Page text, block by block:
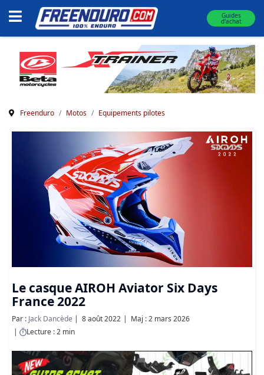
Guides
d'achat
Freenduro Motos Equipements pilotes
Le casque AIROH Aviator Six Days
France 2022
Par : Jack Dancède 8 août 2022
Maj : 2 mars 2026
Lecture : 2 min